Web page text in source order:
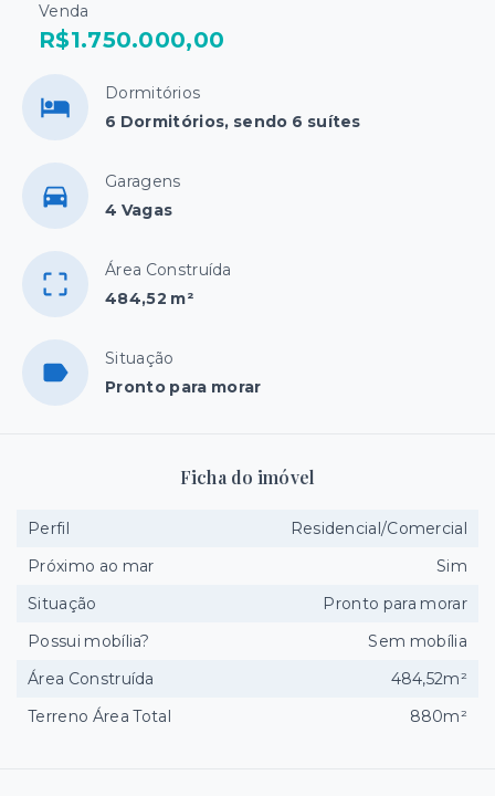
Venda
R$1.750.000,00
Dormitórios
6 Dormitórios, sendo 6 suítes
Garagens
4 Vagas
Área Construída
484,52 m²
Situação
Pronto para morar
Ficha do imóvel
Perfil
Residencial/Comercial
Próximo ao mar
Sim
Situação
Pronto para morar
Possui mobília?
Sem mobília
Área Construída
484,52m²
Terreno Área Total
880m²